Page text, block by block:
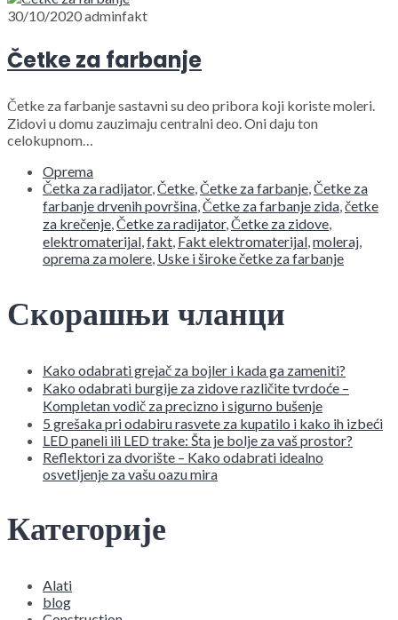
30/10/2020adminfakt
Četke za farbanje
Četke za farbanje sastavni su deo pribora koji koriste moleri.
Zidovi u domu zauzimaju centralni deo. Oni daju ton
celokupnom…
Oprema
Četka za radijator,Četke,Četke za farbanje,Četke za
farbanje drvenih površina,Četke za farbanje zida,četke
za krečenje,Četke za radijator,Četke za zidove,
elektromaterijal,fakt, Fakt elektromaterijal,moleraj,
oprema za molere, Uske i široke četke za farbanje
Скорашњи чланци
Kako odabrati grejač za bojler i kada ga zameniti?
Kako odabrati burgije za zidove različite tvrdoće –
Kompletan vodič za precizno i sigurno bušenje
5 grešaka pri odabiru rasvete za kupatilo i kako ih izbeći
LED paneli ili LED trake: Šta je bolje za vaš prostor?
Reflektori za dvorište – Kako odabrati idealno
osvetljenje za vašu oazu mira
Категорије
Alati
blog